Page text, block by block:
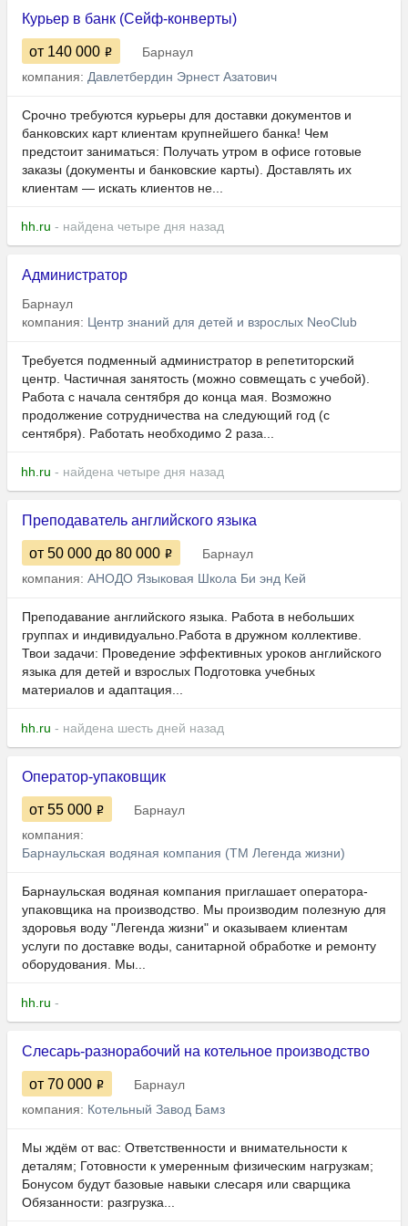
Курьер в банк (Сейф-конверты)
от 140 000
Барнаул
компания: Давлетбердин Эрнест Азатович
Срочно требуются курьеры для доставки документов и
банковских карт клиентам крупнейшего банка! Чем
предстоит заниматься: Получать утром в офисе готовые
заказы (документы и банковские карты). Доставлять их
клиентам — искать клиентов не...
hh.ru - найдена четыре дня назад
Администратор
Барнаул
компания: ​Центр знаний для детей и взрослых NeoClub
Требуется подменный администратор в репетиторский
центр. Частичная занятость (можно совмещать с учебой).
Работа с начала сентября до конца мая. Возможно
продолжение сотрудничества на следующий год (с
сентября). Работать необходимо 2 раза...
hh.ru - найдена четыре дня назад
Преподаватель английского языка
от 50 000 до 80 000
Барнаул
компания: АНОДО Языковая Школа Би энд Кей
​​​Преподавание английского языка. Работа в небольших
группах и индивидуально.Работа в дружном коллективе.
Твои задачи: Проведение эффективных уроков английского
языка для детей и взрослых Подготовка учебных
материалов и адаптация...
hh.ru - найдена шесть дней назад
Оператор-упаковщик
от 55 000
Барнаул
компания:
Барнаульская водяная компания (ТМ Легенда жизни)
Барнаульская водяная компания приглашает оператора-
упаковщика на производство. Мы производим полезную для
здоровья воду "Легенда жизни" и оказываем клиентам
услуги по доставке воды, санитарной обработке и ремонту
оборудования. Мы...
hh.ru -
Слесарь-разнорабочий на котельное производство
от 70 000
Барнаул
компания: Котельный Завод Бамз
Мы ждём от вас: Ответственности и внимательности к
деталям; Готовности к умеренным физическим нагрузкам;
Бонусом будут базовые навыки слесаря или сварщика
Обязанности: разгрузка...